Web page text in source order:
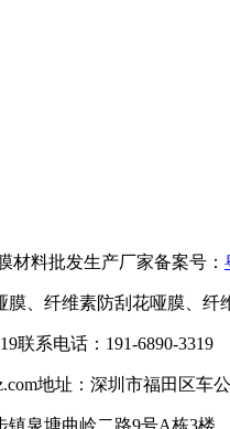
材料批发生产厂家备案号：
膜、纤维素防刮花哑膜、
联系电话：191-6890-3319
地址：深圳市福田区车
镇泉塘曲岭二路9号A栋3楼